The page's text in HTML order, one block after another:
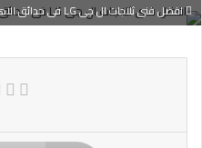
افضل فنى ثلاجات ال جى LG فى حدائق الاهرام